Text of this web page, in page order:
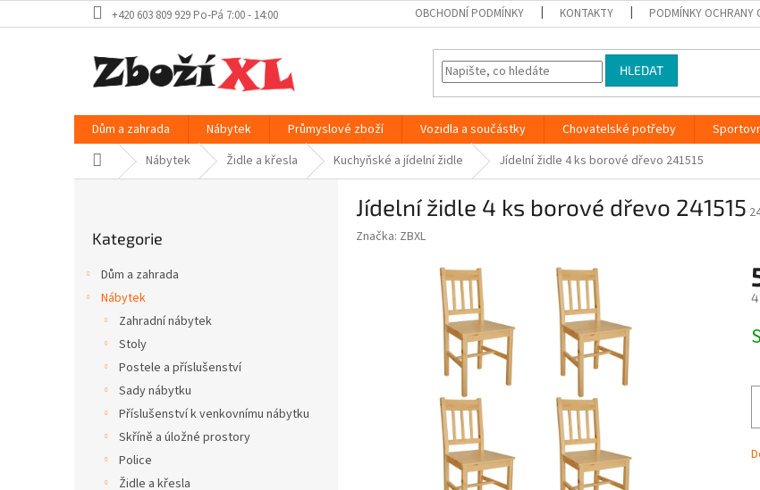
na
+420 603 809 929 Po-Pá 7:00 - 14:00 OBCHODNÍ PODMÍNKY KONTAKTY PODMÍNKY OCHRANY
HLEDAT
Dům a zahrada Nábytek Průmyslové zboží Vozidla a součástky Chovatelské potřeby
Domů Nábytek Židle a křesla Kuchyňské a jídelní židle Jídelní židle 4 ks borové dřevo 241515
kategorie
Kategorie
Dům a zahrada
Nábytek
Zahradní nábytek
Stoly
Postele a příslušenství
Sady nábytku
Příslušenství k venkovnímu nábytku
Skříně a úložné prostory
Police
Židle a křesla
Jídelní židle 4 ks borové dřevo 241515
Značka: ZBXL
4